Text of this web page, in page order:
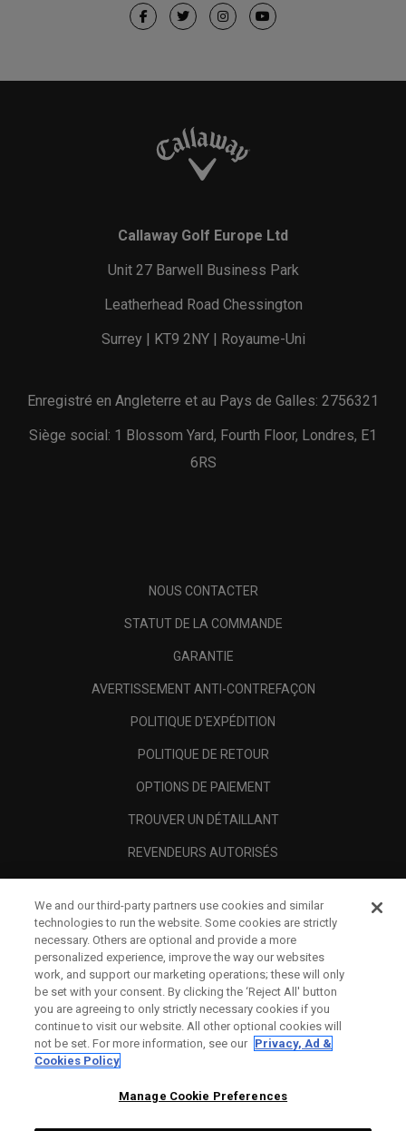
Callaway Golf Europe Ltd
Unit 27 Barwell Business Park
Leatherhead Road Chessington
Surrey | KT9 2NY | Royaume-Uni
Enregistré en Angleterre et au Pays de Galles: 2756321
Siège social: 1 Blossom Yard, Fourth Floor, Londres, E1
6RS
NOUS CONTACTER
STATUT DE LA COMMANDE
GARANTIE
AVERTISSEMENT ANTI-CONTREFAÇON
POLITIQUE D'EXPÉDITION
POLITIQUE DE RETOUR
OPTIONS DE PAIEMENT
TROUVER UN DÉTAILLANT
REVENDEURS AUTORISÉS
A PROPOS
MENTIONS LÉGALES
We and our third-party partners use cookies and similar
technologies to run the website. Some cookies are strictly
necessary. Others are optional and provide a more
personalized experience, improve the way our websites
work, and support our marketing operations; these will only
be set with your consent. By clicking the ‘Reject All' button
you are agreeing to only strictly necessary cookies if you
continue to visit our website. All other optional cookies will
not be set. For more information, see our Privacy, Ad &
Cookies Policy
Manage Cookie Preferences